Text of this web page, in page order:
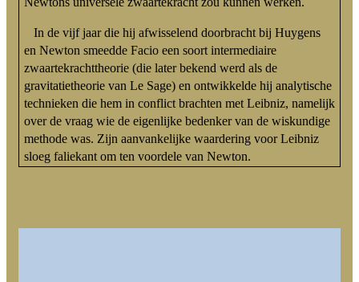
In de vijf jaar die hij afwisselend doorbracht bij Huygens
en Newton smeedde Facio een soort intermediaire
zwaartekrachttheorie (die later bekend werd als de
gravitatietheorie van Le Sage) en ontwikkelde hij analytische
technieken die hem in conflict brachten met Leibniz, namelijk
over de vraag wie de eigenlijke bedenker van de wiskundige
methode was. Zijn aanvankelijke waardering voor Leibniz
sloeg faliekant om ten voordele van Newton.